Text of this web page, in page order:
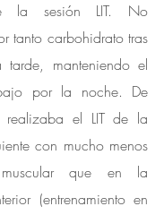
la sesión LIT. No
tanto carbohidrato tras
manteniendo el
por la noche. De
realizaba el LIT de la
con mucho menos
que en la
(entrenamiento en